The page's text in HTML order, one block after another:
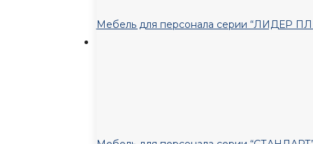
Мебель для персонала серии “ЛИДЕР